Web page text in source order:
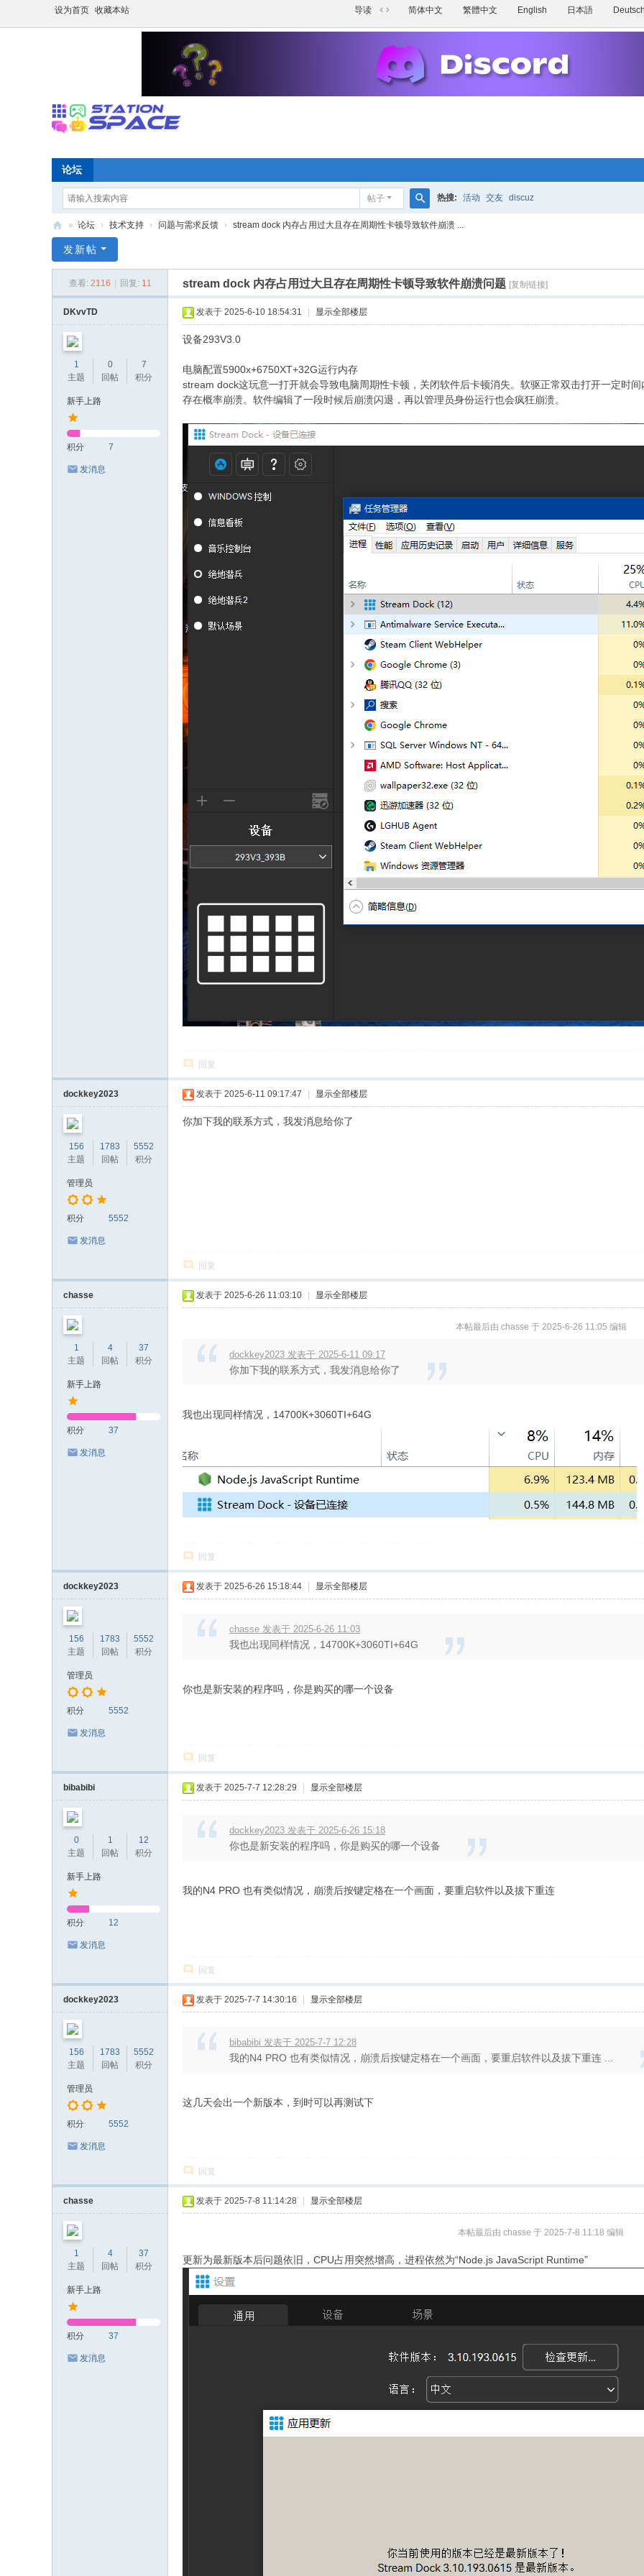
设为首页 收藏本站 简体中文 繁體中文 English 日本語
导读
换
到
宽
版
论坛
帖子
搜
热搜: 活动 交友 discuz
P
» 论坛 › 技术支持 › 问题与需求反馈 › stream dock 内存占用过大且存在周期性卡顿导致软件崩溃 ...
发新帖
查看: 2116 回复: 11 stream dock 内存占用过大且存在周期性卡顿导致软件崩溃问题 [复制链接]
DKvvTD
1
主题
0
回帖
7
积分
新手上路
积分 7
发消息
发表于 2025-6-10 18:54:31 显示全部楼层
设备293V3.0
电脑配置5900x+6750XT+32G运行内存
stream dock这玩意一打开就会导致电脑周期性卡顿，关闭软件后卡顿消失。软驱正常双击打开一定时
存在概率崩溃。软件编辑了一段时候后崩溃闪退，再以管理员身份运行也会疯狂崩溃。
回复
dockkey2023
156
主题
1783
回帖
5552
积分
管理员
积分 5552
发消息
发表于 2025-6-11 09:17:47 显示全部楼层
你加下我的联系方式，我发消息给你了
回复
chasse
1
主题
4
回帖
37
积分
新手上路
积分 37
发消息
发表于 2025-6-26 11:03:10 显示全部楼层
本帖最后由 chasse 于 2025-6-26 11:05 编辑
dockkey2023 发表于 2025-6-11 09:17
你加下我的联系方式，我发消息给你了
我也出现同样情况，14700K+3060TI+64G
回复
dockkey2023
156
主题
1783
回帖
5552
积分
管理员
积分 5552
发消息
发表于 2025-6-26 15:18:44 显示全部楼层
chasse 发表于 2025-6-26 11:03
我也出现同样情况，14700K+3060TI+64G
你也是新安装的程序吗，你是购买的哪一个设备
回复
bibabibi
0
主题
1
回帖
12
积分
新手上路
积分 12
发消息
发表于 2025-7-7 12:28:29 显示全部楼层
dockkey2023 发表于 2025-6-26 15:18
你也是新安装的程序吗，你是购买的哪一个设备
我的N4 PRO 也有类似情况，崩溃后按键定格在一个画面，要重启软件以及拔下重连
回复
dockkey2023
156
主题
1783
回帖
5552
积分
管理员
积分 5552
发消息
发表于 2025-7-7 14:30:16 显示全部楼层
bibabibi 发表于 2025-7-7 12:28
我的N4 PRO 也有类似情况，崩溃后按键定格在一个画面，要重启软件以及拔下重连 ...
这几天会出一个新版本，到时可以再测试下
回复
chasse
1
主题
4
回帖
37
积分
新手上路
积分 37
发消息
发表于 2025-7-8 11:14:28 显示全部楼层
本帖最后由 chasse 于 2025-7-8 11:18 编辑
更新为最新版本后问题依旧，CPU占用突然增高，进程依然为“Node.js JavaScript Runtime”